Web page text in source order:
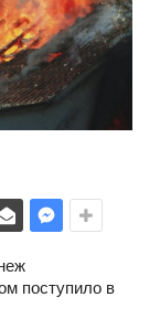
поступило в